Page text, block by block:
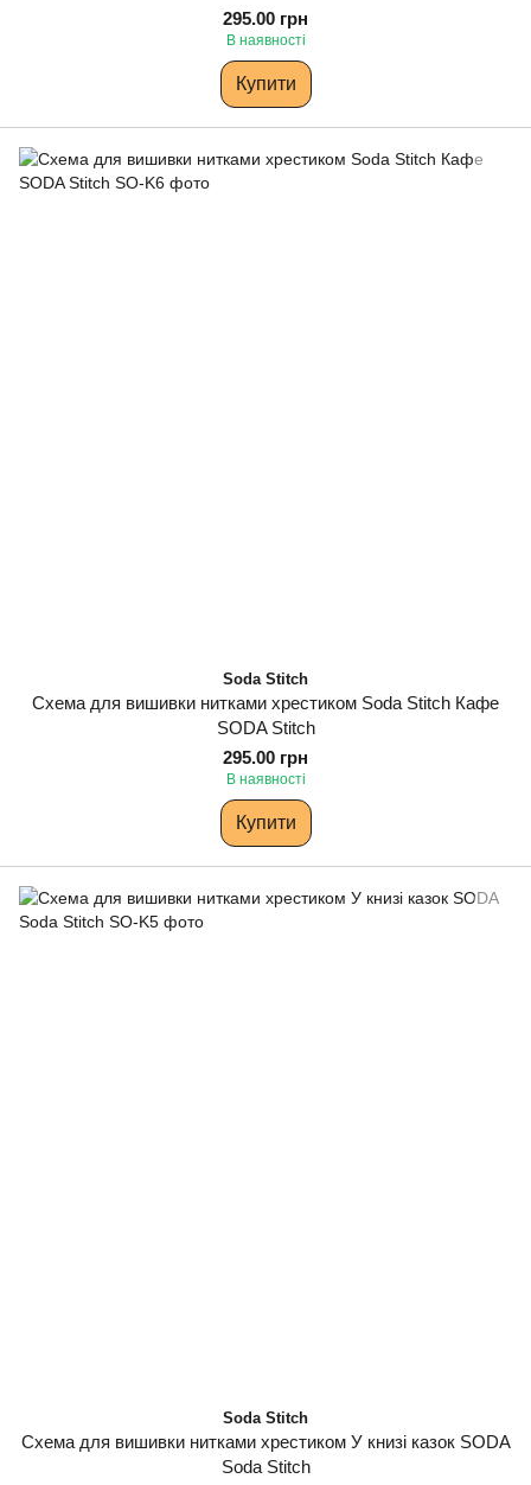
295.00 грн
В наявності
Купити
Soda Stitch
Схема для вишивки нитками хрестиком Soda Stitch Кафе
SODA Stitch
295.00 грн
В наявності
Купити
Soda Stitch
Схема для вишивки нитками хрестиком У книзі казок SODA
Soda Stitch